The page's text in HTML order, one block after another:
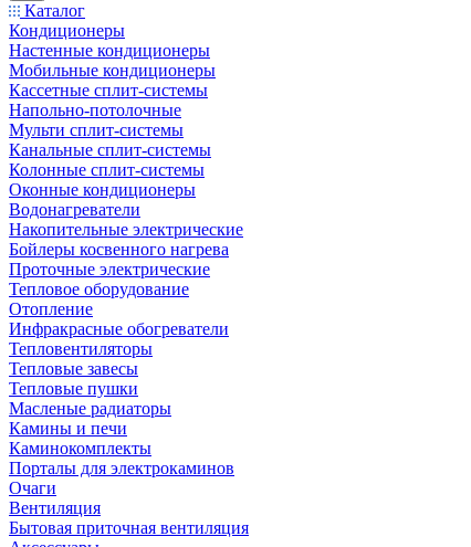
Каталог
Кондиционеры
Настенные кондиционеры
Мобильные кондиционеры
Кассетные сплит-системы
Напольно-потолочные
Мульти сплит-системы
Канальные сплит-системы
Колонные сплит-системы
Оконные кондиционеры
Водонагреватели
Накопительные электрические
Бойлеры косвенного нагрева
Проточные электрические
Тепловое оборудование
Отопление
Инфракрасные обогреватели
Тепловентиляторы
Тепловые завесы
Тепловые пушки
Масленые радиаторы
Камины и печи
Каминокомплекты
Порталы для электрокаминов
Очаги
Вентиляция
Бытовая приточная вентиляция